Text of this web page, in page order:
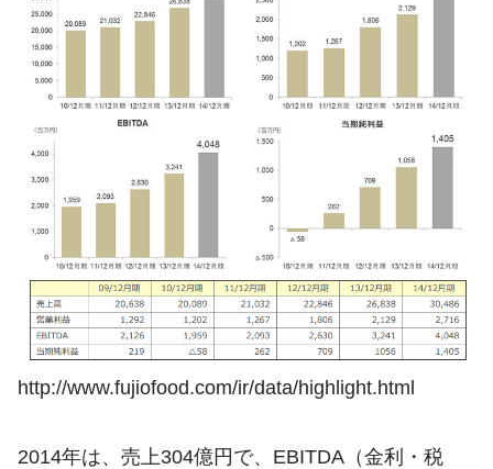
http://www.fujiofood.com/ir/data/highlight.html
2014年は、売上304億円で、EBITDA（金利・税